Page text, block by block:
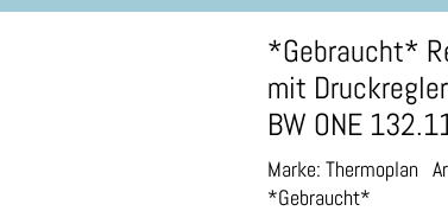
*Gebraucht*
mit
BW ONE
Marke: Thermoplan
*Gebraucht*